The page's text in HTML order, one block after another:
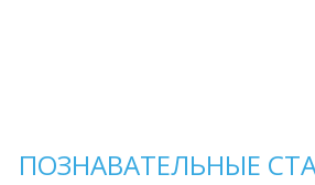
ПОЗНАВАТЕЛЬНЫЕ